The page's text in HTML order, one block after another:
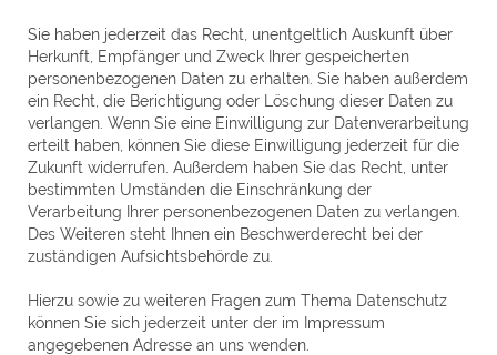
Sie haben jederzeit das Recht, unentgeltlich Auskunft über
Herkunft, Empfänger und Zweck Ihrer gespeicherten
personenbezogenen Daten zu erhalten. Sie haben außerdem
ein Recht, die Berichtigung oder Löschung dieser Daten zu
verlangen. Wenn Sie eine Einwilligung zur Datenverarbeitung
erteilt haben, können Sie diese Einwilligung jederzeit für die
Zukunft widerrufen. Außerdem haben Sie das Recht, unter
bestimmten Umständen die Einschränkung der
Verarbeitung Ihrer personenbezogenen Daten zu verlangen.
Des Weiteren steht Ihnen ein Beschwerderecht bei der
zuständigen Aufsichtsbehörde zu.
Hierzu sowie zu weiteren Fragen zum Thema Datenschutz
können Sie sich jederzeit unter der im Impressum
angegebenen Adresse an uns wenden.